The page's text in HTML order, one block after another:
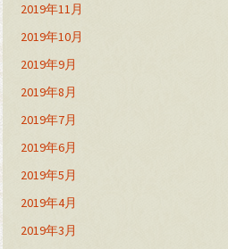
2019年11月
2019年10月
2019年9月
2019年8月
2019年7月
2019年6月
2019年5月
2019年4月
2019年3月